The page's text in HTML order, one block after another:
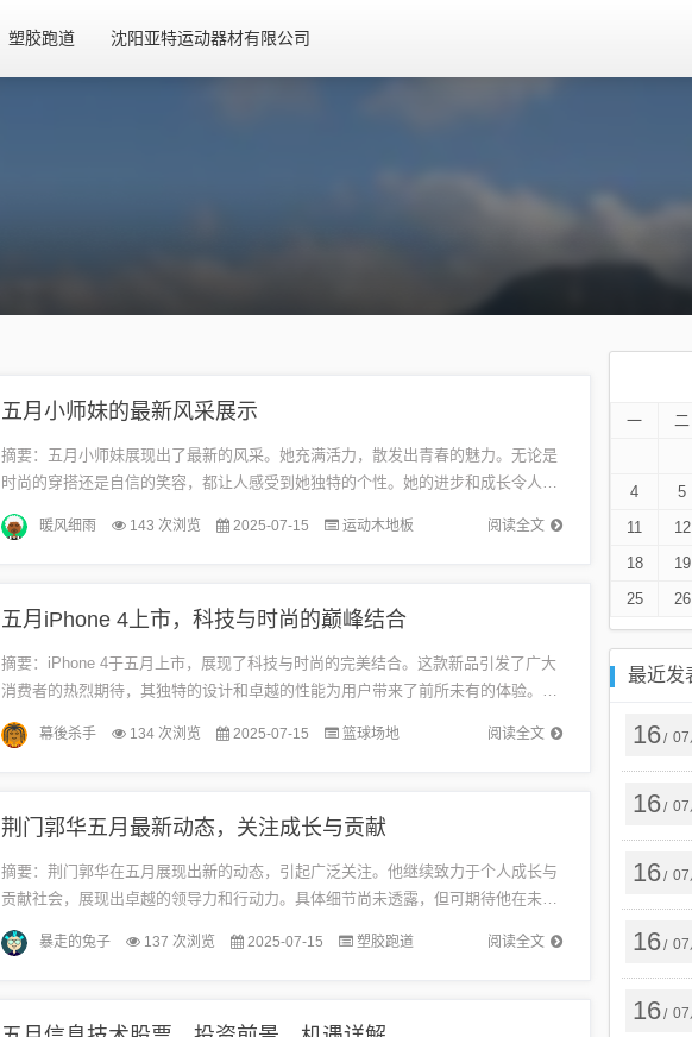
塑胶跑道 沈阳亚特运动器材有限公司
五月小师妹的最新风采展示
摘要：五月小师妹展现出了最新的风采。她充满活力，散发出青春的魅力。无论是
时尚的穿搭还是自信的笑容，都让人感受到她独特的个性。她的进步和成长令人赞
叹，展现出新的风采。无关游戏或健康相关信息。随着五月的到来，小师妹也迎
来...
阅读全文
暖风细雨 143 次浏览 2025-07-15 运动木地板
五月iPhone 4上市，科技与时尚的巅峰结合
摘要：iPhone 4于五月上市，展现了科技与时尚的完美结合。这款新品引发了广大
消费者的热烈期待，其独特的设计和卓越的性能为用户带来了前所未有的体验。相
关信息和词汇均正面且合法，无关游戏或健康内容。随着科技的飞速发展...
阅读全文
幕後杀手 134 次浏览 2025-07-15 篮球场地
荆门郭华五月最新动态，关注成长与贡献
摘要：荆门郭华在五月展现出新的动态，引起广泛关注。他继续致力于个人成长与
贡献社会，展现出卓越的领导力和行动力。具体细节尚未透露，但可期待他在未来
带来更多积极的影响和贡献。此摘要不包含任何游戏或健康相关信息或词汇。随
着...
阅读全文
暴走的兔子 137 次浏览 2025-07-15 塑胶跑道
一 二
4
5
11
12
18
19
25
26
最近发
16/ 07
16/ 07
16/ 07
16/ 07
16/ 07